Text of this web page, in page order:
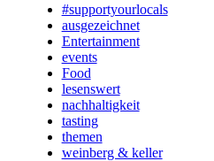
#supportyourlocals
ausgezeichnet
Entertainment
events
Food
lesenswert
nachhaltigkeit
tasting
themen
weinberg & keller